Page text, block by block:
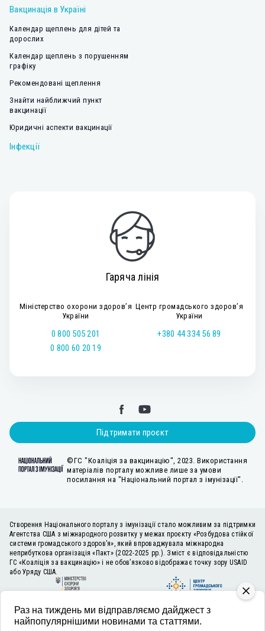
Вакцинація в Україні
Календар щеплень для дітей та
дорослих
Календар щеплень з порушенням
графіку
Рекомендовані щеплення
Знайти найближчий пункт
вакцинації
Юридичні аспекти вакцинації
Інфекції
Гаряча лінія
Міністерство охорони здоров’я
України
0 800 505 201
0 800 60 20 19
Центр громадського здоров’я
України
+380 44 334 56 89
Підтримати проєкт
©ГС "Коаліція за вакцинацію", 2023. Використання
матеріалів порталу можливе лише за умови
посилання на "Національний портал з імунізації".
Створення Національного порталу з імунізації стало можливим за підтримки
Агентства США з міжнародного розвитку у межах проєкту «Розбудова стійкої
системи громадського здоров’я», який впроваджувала міжнародна
неприбуткова організація «Пакт» (2022-2025 рр.). Зміст є відповідальністю
ГС «Коаліція за вакцинацію» і не обов’язково відображає точку зору USAID
або Уряду США.
Раз на тиждень ми відправляємо дайджест з
найпопулярнішими новинами та статтями.